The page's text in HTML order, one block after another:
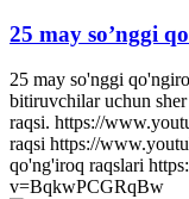
25 may so’nggi
25 may so'nggi
bitiruvchilar uchun
raqsi. https://
raqsi https://
qo'ng'iroq raqslari
v=BqkwPCGRqBw